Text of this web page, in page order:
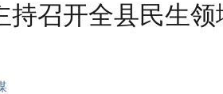
持召开全县民生